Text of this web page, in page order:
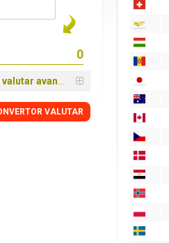
avansat
VALUTAR